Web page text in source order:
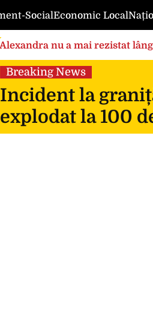
SocialEconomic Local
Alexandra nu a mai rezistat
Breaking News
Incident la
explodat la 100